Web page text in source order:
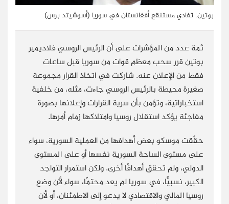
بوتين: تفادي مستنقع أفغانستان في سوريا (أسوشيتد برس)
ثمة عدد من المؤشرات على أن الرئيس الروسي فلاديمير
بوتين قرر سحب معظم قوات من سوريا قبل ساعات
فقط من الإعلان عنه. شاركت في اتخاذ القرار مجموعة
صغيرة محيطة بالرئيس الروسي جاءت، مثله، من خلفية
استخباراتية، وتؤمن بأن سرية القرارات وإعلانها بصورة
مفاجئة يؤكد استقلال روسيا وامتلاكها زمام أمرها.
حقَّقت موسكو بعض أهدافها من العملية السورية، سواء
على مستوى الساحة السورية نفسها أو على المستوى
الدولي، ولم تحقق أهدافًا أخرى. ولكن استمرار التواجد
الكبير، نسبيًّا، في سوريا لم يعد محتمًا، سواء لأن وضع
روسيا المالي والاقتصادي لا يدعو إلى الاطمئنان، أو لأن